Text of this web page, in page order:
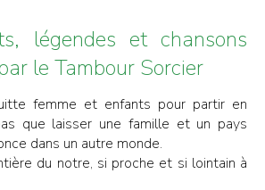
légendes et chansons
le Tambour Sorcier
femme et enfants pour partir en
que laisser une famille et un pays
dans un autre monde.
du notre, si proche et si lointain à